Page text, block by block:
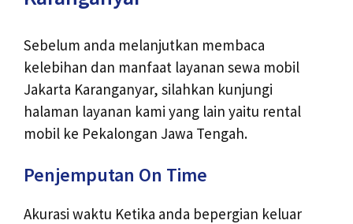
Sebelum anda melanjutkan membaca
kelebihan dan manfaat layanan sewa mobil
Jakarta Karanganyar, silahkan kunjungi
halaman layanan kami yang lain yaitu rental
mobil ke Pekalongan Jawa Tengah.
Penjemputan On Time
Akurasi waktu Ketika anda bepergian keluar